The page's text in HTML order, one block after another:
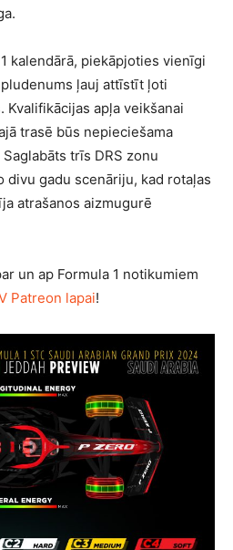
kalendārā, piekāpjoties vienīgi
ļauj attīstīt ļoti
apļa veikšanai
trasē būs nepieciešama
trīs DRS zonu
divu gadu scenāriju, kad rotaļas
atrašanos aizmugurē
un ap Formula 1 notikumiem
Patreon lapai!